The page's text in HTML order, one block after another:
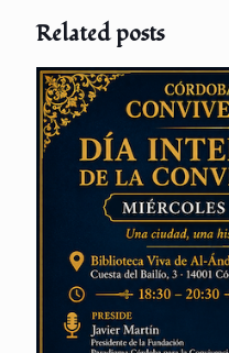
Related posts